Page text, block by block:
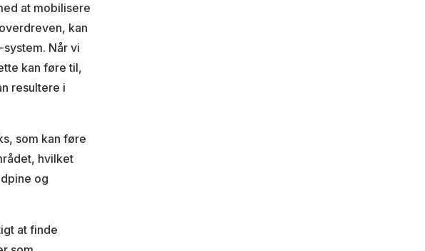
at mobilisere
kan
Når vi
kan føre til,
resultere i
som kan føre
hvilket
og
at finde